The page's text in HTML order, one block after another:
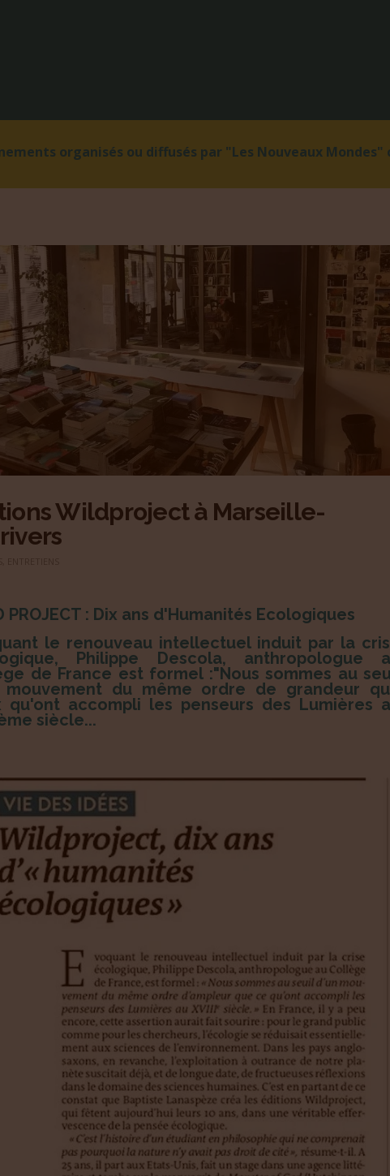
organisés ou diffusés par "Les Nouveaux Mondes"
Wildproject à Marseille-
PROJECT : Dix ans d'Humanités Ecologiques
le renouveau intellectuel induit par la
Philippe Descola, anthropologue
de France est formel :"Nous sommes au
mouvement du même ordre de grandeur
qu'ont accompli les penseurs des Lumières
siècle...